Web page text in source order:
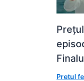
Pretul